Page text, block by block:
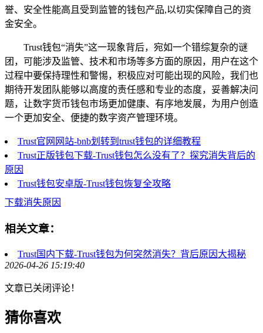
誉、安全性能高且受到监管的钱包产品,以切实保障自己的资
金安全。
Trust钱包“消失”这一现象背后，宛如一个错综复杂的谜
团，可能涉及监管、技术和市场等多方面的原因，用户在这个
过程中要保持理性和警惕，积极应对可能出现的风险，我们也
期待开发团队能够以高度的责任感和专业的态度，妥善解决问
题，让数字货币钱包市场更加健康、有序地发展，为用户创造
一个更加安全、便捷的数字资产管理环境。
Trust官网网站-bnb划转到trust钱包的详细教程
Trust正版钱包下载-Trust钱包怎么没有了？探究消失背后的
原因
Trust钱包安卓版-Trust钱包恢复全攻略
下载消失原因
相关文章：
Trust国内下载-Trust钱包为何突然消失？背后原因大揭秘
2026-04-26 15:19:40
文章已关闭评论！
猜你喜欢